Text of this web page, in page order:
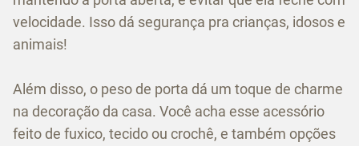
velocidade. Isso dá segurança pra crianças, idosos e
animais!
Além disso, o peso de porta dá um toque de charme
na decoração da casa. Você acha esse acessório
feito de fuxico, tecido ou crochê, e também opções